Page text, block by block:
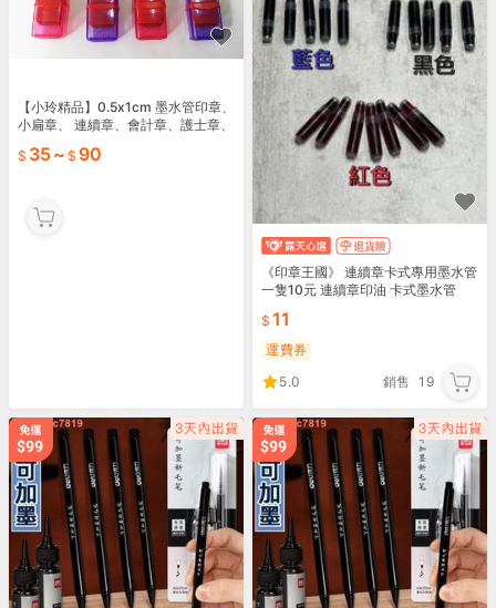
【小玲精品】0.5x1cm 墨水管印章、
小扁章、 連續章、會計章、護士章、
章、 台灣製
35~ 90
《印章王國》 連續章卡式專用墨水管
一隻10元 連續章印油 卡式墨水管
11
運費券
5.0
銷售 19